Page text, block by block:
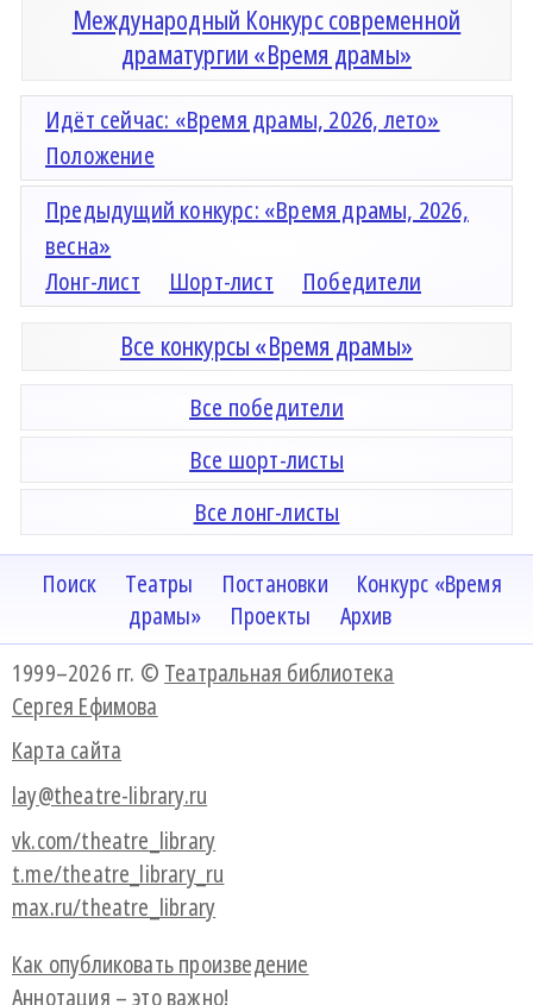
Международный Конкурс современной
драматургии «Время драмы»
Идёт сейчас: «Время драмы, 2026, лето»
Положение
Предыдущий конкурс: «Время драмы, 2026,
весна»
Лонг-лист
Шорт-лист Победители
Все конкурсы «Время драмы»
Все победители
Все шорт-листы
Все лонг-листы
Поиск Театры Постановки
Конкурс «Время
драмы»
Проекты
Архив
1999–2026 гг. © Театральная библиотека
Сергея Ефимова
Карта сайта
lay@theatre-library.ru
vk.com/theatre_library
t.me/theatre_library_ru
max.ru/theatre_library
Как опубликовать произведение
Аннотация – это важно!